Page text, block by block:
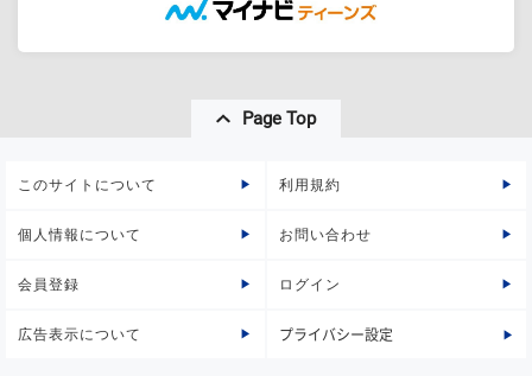
Page Top
このサイトについて 利用規約
個人情報について お問い合わせ
会員登録 ログイン
広告表示について プライバシー設定